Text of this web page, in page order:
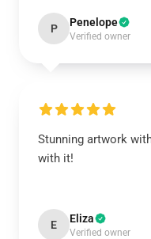
P Penelope
Verified owner
Stunning artwork
with it!
E Eliza
Verified owner